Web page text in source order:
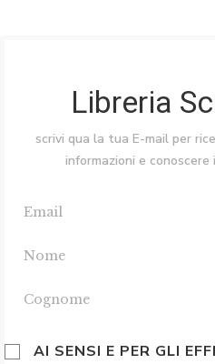
Libreria
scrivi qua la tua E-mail per
informazioni e
AI SENSI E PER GLI